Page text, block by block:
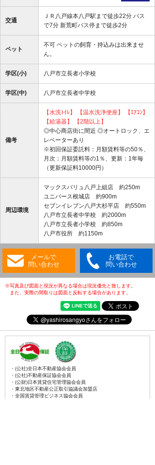
交通
ＪＲ八戸線本八戸駅まで徒歩22分 バス
で7分 新荒町バス停まで徒歩2分
ペット
不可 ペットの飼育・持込みは出来ませ
ん。
学区(小) 八戸市立長者小学校
学区(中) 八戸市立長者中学校
備考
【水洗ﾄｲﾚ】 【温水洗浄便座】
【ｴｱｺﾝ】
【給湯器】
【2階以上】
◎中心商店街に間近 ◎オートロック、エ
レベーターあり
※初回保証委託料：月額賃料等の50％、
月次：月額賃料等の1％、更新：1年毎
（更新保証料10000円）
周辺環境
マックスバリュ八戸上組店 約250m
ユニバース根城店 約900m
セブンイレブン八戸大杉平店 約550m
八戸市立長者中学校 約2000m
八戸市立長者小学校 約850m
八戸市役所 約1150m
メールで
問い合わせ
お電話で
問い合わせ
※写真及び図面と現況が異なる場合は現況優先と致します。
また、実際の間取りは図面と反転する場合があります。
・(公社)全日本不動産協会会員
・(公社)不動産保証協会会員
・(公財)日本賃貸住宅管理協会会員
・東北地区不動産公正取引協議会加盟店
・全国賃貸管理ビジネス協会会員